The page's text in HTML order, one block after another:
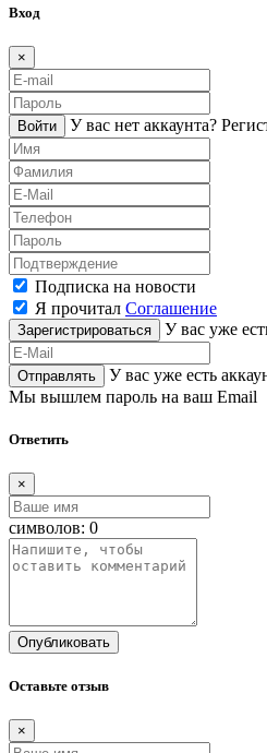
Вход
×
Войти У вас нет аккаунта?
Подписка на новости
Я прочитал Соглашение
Зарегистрироваться У вас уже
Отправлять У вас уже есть
Мы вышлем пароль на ваш Email
Ответить
×
символов: 0
Опубликовать
Оставьте отзыв
×